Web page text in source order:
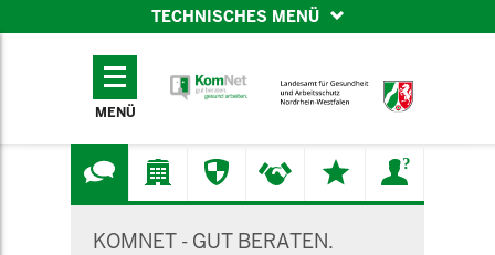
TECHNISCHES MENÜ
TECHNISCHES
MENÜ
KOMNET - GUT BERATEN.